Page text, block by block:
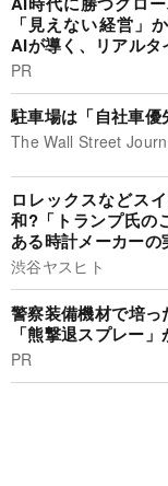
「見えない経営」
AIが導く、リアルタ
PR
駐車場は「自社車
The Wall Street
ロレックスなどス
和?「トランプ氏の
ある時計メーカーの
渋谷ヤスヒト
警察装備機材で培
「熊撃退スプレー
PR